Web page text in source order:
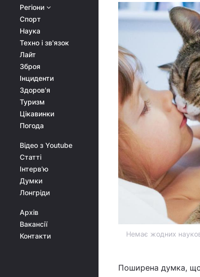
Регіони
Спорт
Наука
Техно і зв'язок
Лайт
Зброя
Інциденти
Здоров'я
Туризм
Цікавинки
Погода
Відео з Youtube
Статті
Інтерв'ю
Думки
Лонгріди
Архів
Вакансії
Контакти
Немає жодних
Поширена думка, що